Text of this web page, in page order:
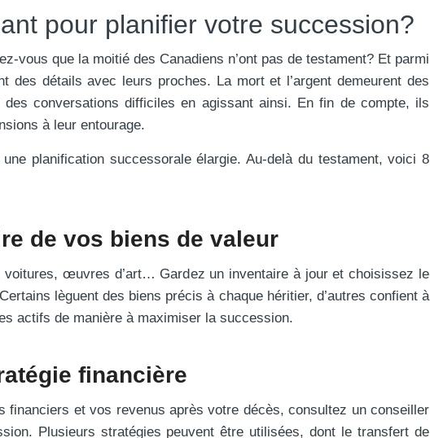
pour planifier votre succession?
vous que la moitié des Canadiens n’ont pas de testament? Et parmi
des détails avec leurs proches. La mort et l’argent demeurent des
conversations difficiles en agissant ainsi. En fin de compte, ils
à leur entourage.
planification successorale élargie. Au-delà du testament, voici 8
de vos biens de valeur
voitures, œuvres d’art… Gardez un inventaire à jour et choisissez le
lèguent des biens précis à chaque héritier, d’autres confient à
actifs de manière à maximiser la succession.
financière
financiers et vos revenus après votre décès, consultez un conseiller
Plusieurs stratégies peuvent être utilisées, dont le transfert de